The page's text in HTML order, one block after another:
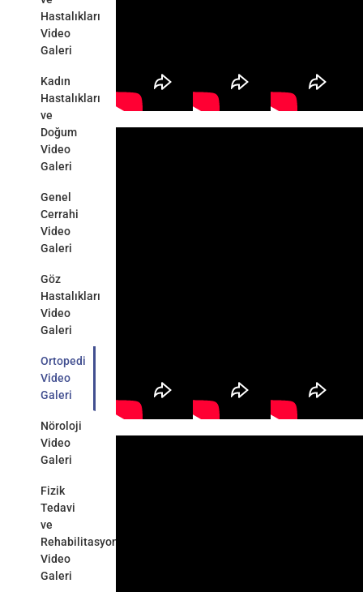
Hastalıkları
Video
Galeri
Kadın
Hastalıkları
ve
Doğum
Video
Galeri
Genel
Cerrahi
Video
Galeri
Göz
Hastalıkları
Video
Galeri
Ortopedi
Video
Galeri
Nöroloji
Video
Galeri
Fizik
Tedavi
ve
Rehabilitasyon
Video
Galeri